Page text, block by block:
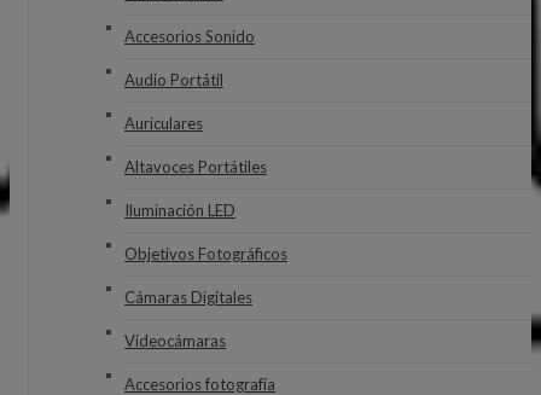
Accesorios Sonido
Audio Portátil
Auriculares
Altavoces Portátiles
Iluminación LED
Objetivos Fotográficos
Cámaras Digitales
Videocámaras
Accesorios fotografía